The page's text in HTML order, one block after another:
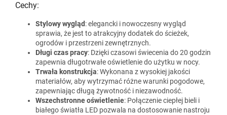
Cechy:
Stylowy wygląd: elegancki i nowoczesny wygląd
sprawia, że jest to atrakcyjny dodatek do ścieżek,
ogrodów i przestrzeni zewnętrznych.
Długi czas pracy: Dzięki czasowi świecenia do 20 godzin
zapewnia długotrwałe oświetlenie do użytku w nocy.
Trwała konstrukcja: Wykonana z wysokiej jakości
materiałów, aby wytrzymać różne warunki pogodowe,
zapewniając długą żywotność i niezawodność.
Wszechstronne oświetlenie: Połączenie ciepłej bieli i
białego światła LED pozwala na dostosowanie nastroju